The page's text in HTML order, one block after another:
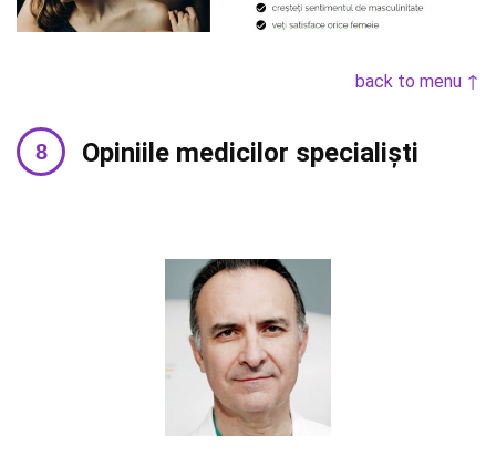
back to menu ↑
Opiniile medicilor specialiști